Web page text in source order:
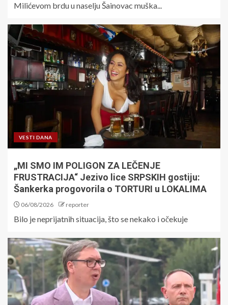
Milićevom brdu u naselju Šainovac muška...
VESTI DANA
„MI SMO IM POLIGON ZA LEČENJE
FRUSTRACIJA“ Jezivo lice SRPSKIH gostiju:
Šankerka progovorila o TORTURI u LOKALIMA
06/08/2026 reporter
Bilo je neprijatnih situacija, što se nekako i očekuje